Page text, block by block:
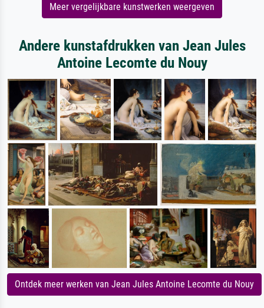
Meer vergelijkbare kunstwerken weergeven
Andere kunstafdrukken van Jean Jules
Antoine Lecomte du Nouy
Ontdek meer werken van Jean Jules Antoine Lecomte du Nouy